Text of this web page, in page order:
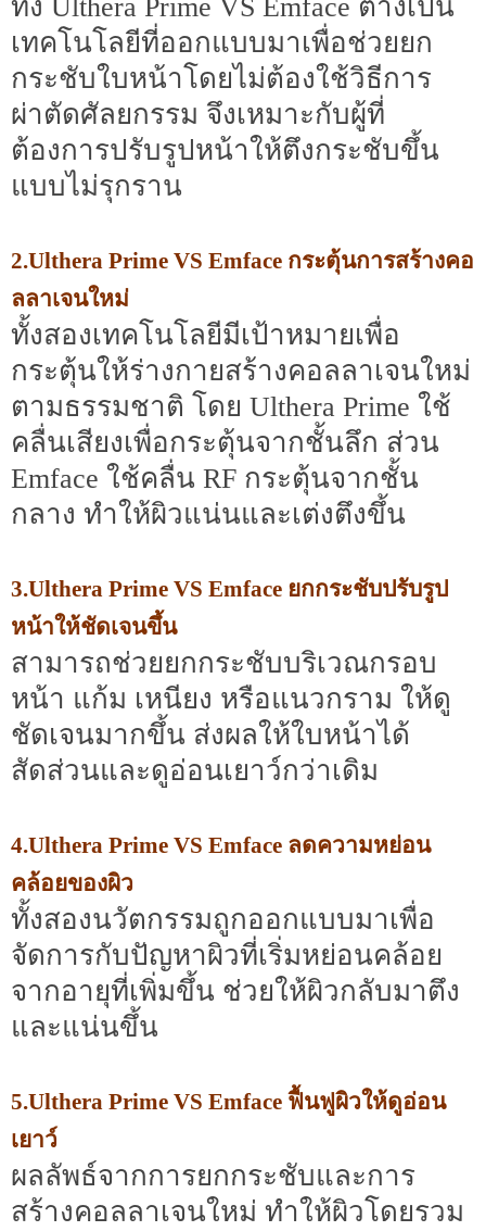
ทั้ง Ulthera Prime VS Emface ต่างเป็น
เทคโนโลยีที่ออกแบบมาเพื่อช่วยยก
กระชับใบหน้าโดยไม่ต้องใช้วิธีการ
ผ่าตัดศัลยกรรม จึงเหมาะกับผู้ที่
ต้องการปรับรูปหน้าให้ตึงกระชับขึ้น
แบบไม่รุกราน
2.Ulthera Prime VS Emface กระตุ้นการสร้างคอ
ลลาเจนใหม่
ทั้งสองเทคโนโลยีมีเป้าหมายเพื่อ
กระตุ้นให้ร่างกายสร้างคอลลาเจนใหม่
ตามธรรมชาติ โดย Ulthera Prime ใช้
คลื่นเสียงเพื่อกระตุ้นจากชั้นลึก ส่วน
Emface ใช้คลื่น RF กระตุ้นจากชั้น
กลาง ทำให้ผิวแน่นและเต่งตึงขึ้น
3.Ulthera Prime VS Emface ยกกระชับปรับรูป
หน้าให้ชัดเจนขึ้น
สามารถช่วยยกกระชับบริเวณกรอบ
หน้า แก้ม เหนียง หรือแนวกราม ให้ดู
ชัดเจนมากขึ้น ส่งผลให้ใบหน้าได้
สัดส่วนและดูอ่อนเยาว์กว่าเดิม
4.Ulthera Prime VS Emface ลดความหย่อน
คล้อยของผิว
ทั้งสองนวัตกรรมถูกออกแบบมาเพื่อ
จัดการกับปัญหาผิวที่เริ่มหย่อนคล้อย
จากอายุที่เพิ่มขึ้น ช่วยให้ผิวกลับมาตึง
และแน่นขึ้น
5.Ulthera Prime VS Emface ฟื้นฟูผิวให้ดูอ่อน
เยาว์
ผลลัพธ์จากการยกกระชับและการ
สร้างคอลลาเจนใหม่ ทำให้ผิวโดยรวม